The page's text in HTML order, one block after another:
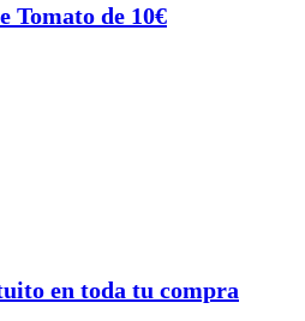
Tomato de 10€
en toda tu compra